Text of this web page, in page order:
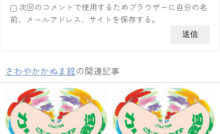
次回のコメントで使用するためブラウザーに自分の名
前、メールアドレス、サイトを保存する。
さわやかかぬま館の関連記事